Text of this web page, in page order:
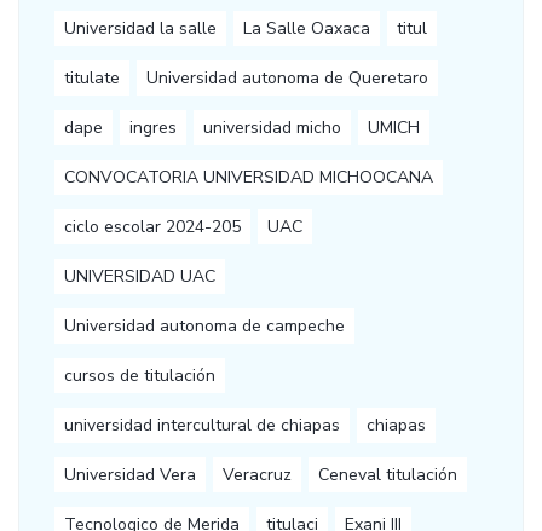
Universidad la salle La Salle Oaxaca titul
titulate Universidad autonoma de Queretaro
dape ingres universidad micho UMICH
CONVOCATORIA UNIVERSIDAD MICHOOCANA
ciclo escolar 2024-205 UAC
UNIVERSIDAD UAC
Universidad autonoma de campeche
cursos de titulación
universidad intercultural de chiapas chiapas
Universidad Vera Veracruz Ceneval titulación
Tecnologico de Merida titulaci Exani III